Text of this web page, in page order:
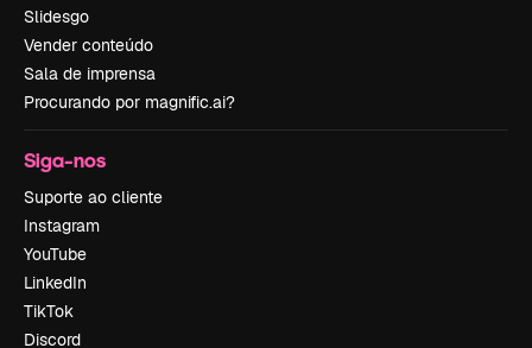
Slidesgo
Vender conteúdo
Sala de imprensa
Procurando por magnific.ai?
Siga-nos
Suporte ao cliente
Instagram
YouTube
LinkedIn
TikTok
Discord